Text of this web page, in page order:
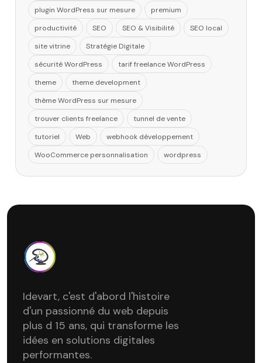
plugin WordPress sur mesure
premium
productivité
SEO SEO & Visibilité
SEO local
site vitrine
Stratégie Digitale
sécurité WordPress
tarif freelance WordPress
theme
theme development
thème WordPress sur mesure
trouver clients freelance
tunnel de vente
tutoriel
Web
webhook développement
WooCommerce personnalisation
wordpress
Idevart, c'est d'abord l'histoire
d'un passionné du web depuis
plus d 15 ans, qui transforme les
idées en solutions digitales
performantes.